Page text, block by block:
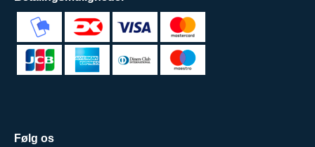
Følg os